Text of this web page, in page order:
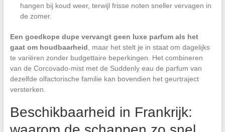
hangen bij koud weer, terwijl frisse noten sneller vervagen in
de zomer.
Een goedkope dupe vervangt geen luxe parfum als het
gaat om houdbaarheid , maar het stelt je in staat om dagelijks
te variëren zonder budgettaire beperkingen. Het combineren
van de Corcovado-mist met de Suddenly eau de parfum van
dezelfde olfactorische familie kan bovendien het geurtraject
versterken.
Beschikbaarheid in Frankrijk: